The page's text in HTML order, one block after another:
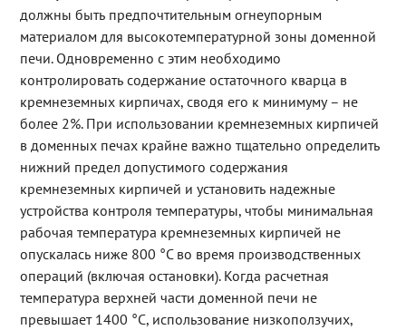
должны быть предпочтительным огнеупорным
материалом для высокотемпературной зоны доменной
печи. Одновременно с этим необходимо
контролировать содержание остаточного кварца в
кремнеземных кирпичах, сводя его к минимуму – не
более 2%. При использовании кремнеземных кирпичей
в доменных печах крайне важно тщательно определить
нижний предел допустимого содержания
кремнеземных кирпичей и установить надежные
устройства контроля температуры, чтобы минимальная
рабочая температура кремнеземных кирпичей не
опускалась ниже 800 °C во время производственных
операций (включая остановки). Когда расчетная
температура верхней части доменной печи не
превышает 1400 °C, использование низкоползучих,